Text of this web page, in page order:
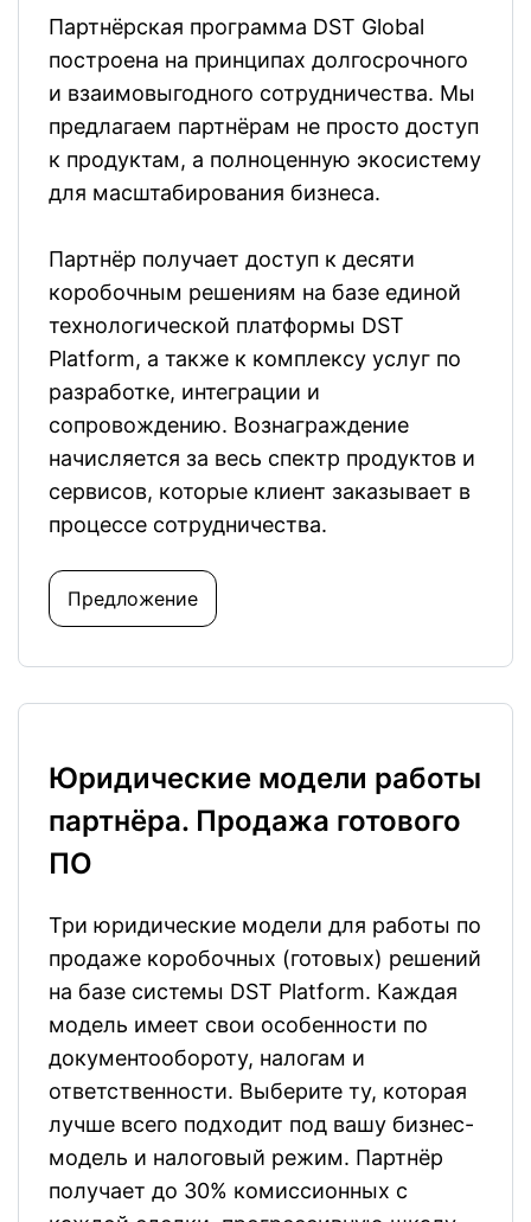
Партнёрская программа DST Global
построена на принципах долгосрочного
и взаимовыгодного сотрудничества. Мы
предлагаем партнёрам не просто доступ
к продуктам, а полноценную экосистему
для масштабирования бизнеса.
Партнёр получает доступ к десяти
коробочным решениям на базе единой
технологической платформы DST
Platform, а также к комплексу услуг по
разработке, интеграции и
сопровождению. Вознаграждение
начисляется за весь спектр продуктов и
сервисов, которые клиент заказывает в
процессе сотрудничества.
Предложение
Юридические модели работы
партнёра. Продажа готового
ПО
Три юридические модели для работы по
продаже коробочных (готовых) решений
на базе системы DST Platform. Каждая
модель имеет свои особенности по
документообороту, налогам и
ответственности. Выберите ту, которая
лучше всего подходит под вашу бизнес-
модель и налоговый режим. Партнёр
получает до 30% комиссионных с